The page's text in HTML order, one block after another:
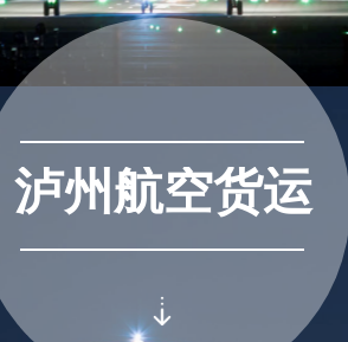
泸州航空货运